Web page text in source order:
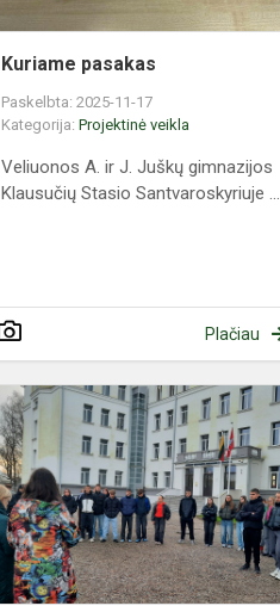
Kuriame pasakas
Paskelbta: 2025-11-17
Kategorija: Projektinė veikla
Veliuonos A. ir J. Juškų gimnazijos
Klausučių Stasio Santvaroskyriuje ...
Plačiau